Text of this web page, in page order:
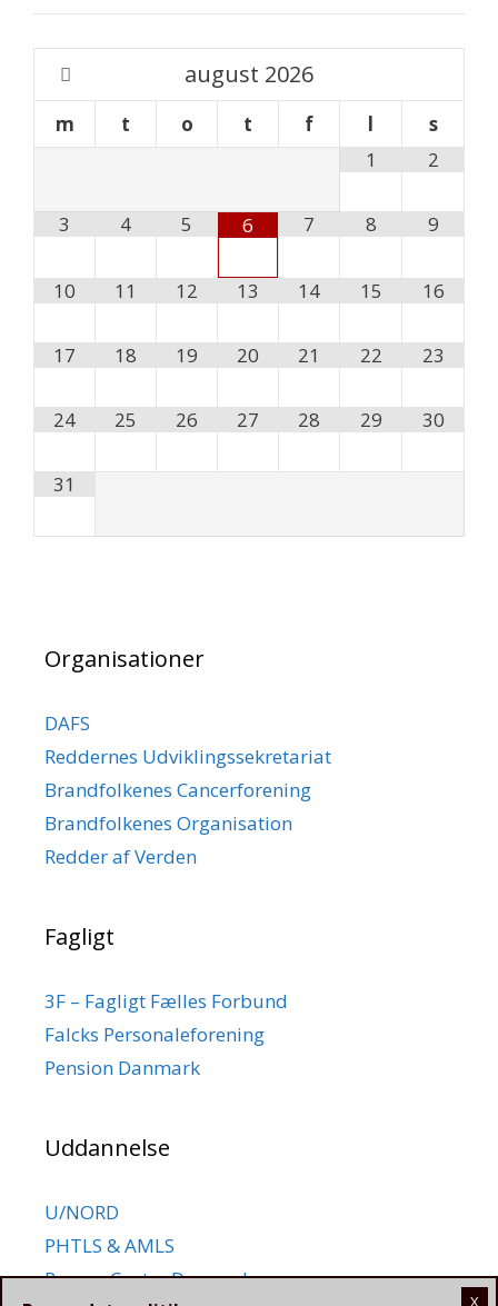
august 2026
m t o t f l
s
1
2
3 4 5 6 7 8 9
10 11 12 13 14 15 16
17 18 19 20 21 22 23
24 25 26 27 28 29 30
31
Organisationer
DAFS
Reddernes Udviklingssekretariat
Brandfolkenes Cancerforening
Brandfolkenes Organisation
Redder af Verden
Fagligt
3F – Fagligt Fælles Forbund
Falcks Personaleforening
Pension Danmark
Uddannelse
U/NORD
PHTLS & AMLS
Rescue Center Denmark